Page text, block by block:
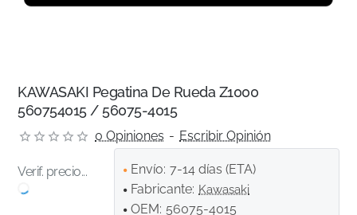
KAWASAKI Pegatina De Rueda Z1000
560754015 / 56075-4015
0 Opiniones - Escribir Opinión
Verif. precio... Envío: 7-14 días (ETA)
Fabricante: Kawasaki
OEM: 56075-4015